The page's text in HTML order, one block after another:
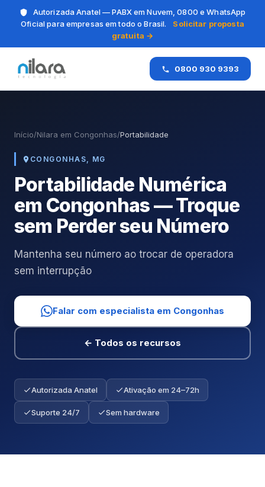
Autorizada Anatel — PABX em Nuvem, 0800 e WhatsApp
Oficial para empresas em todo o Brasil.
Solicitar proposta
gratuita →
0800 930 9393
Início/Nilara em Congonhas/Portabilidade
CONGONHAS, MG
Portabilidade Numérica
em Congonhas — Troque
sem Perder seu Número
Mantenha seu número ao trocar de operadora
sem interrupção
Falar com especialista em Congonhas
← Todos os recursos
Autorizada Anatel Ativação em 24–72h
Suporte 24/7 Sem hardware